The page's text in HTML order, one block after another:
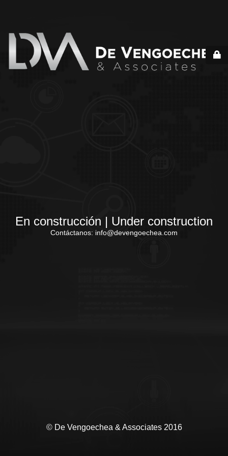
En construcción | Under construction
Contáctanos: info@devengoechea.com
© De Vengoechea & Associates 2016